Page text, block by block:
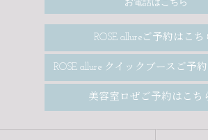
ROSE allureご予約はこち
ROSE allure クイックブースご予
美容室ロぜご予約はこち